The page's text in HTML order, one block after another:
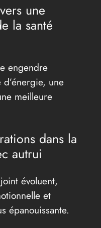
une
la santé
engendre
une
meilleure
dans la
autrui
évoluent,
et
épanouissante.